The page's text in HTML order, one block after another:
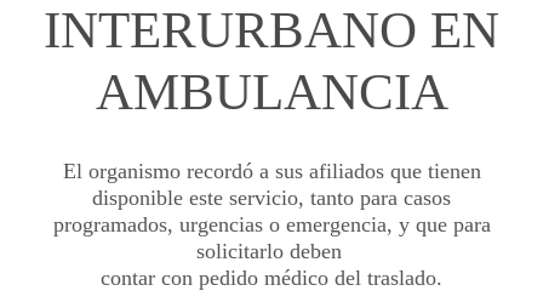
INTERURBANO EN
AMBULANCIA
El organismo recordó a sus afiliados que tienen
disponible este servicio, tanto para casos
programados, urgencias o emergencia, y que para
solicitarlo deben
contar con pedido médico del traslado.